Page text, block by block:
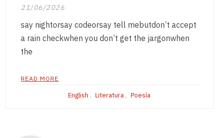
21/06/2026
say nightorsay codeorsay tell mebutdon’t accept
a rain checkwhen you don’t get the jargonwhen
the
READ MORE
English , Literatura , Poesía